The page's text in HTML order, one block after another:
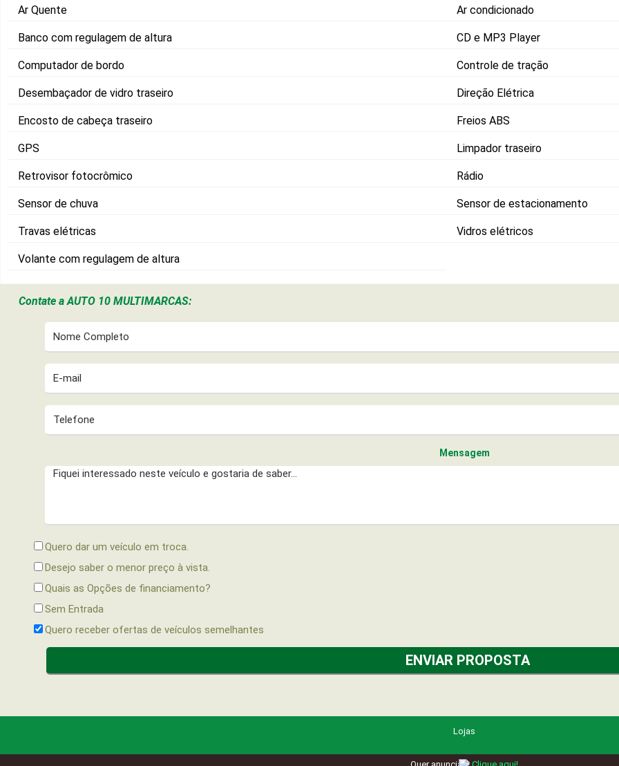
Ar Quente Ar condicionado
Banco com regulagem de altura CD e MP3 Player
Computador de bordo Controle de tração
Desembaçador de vidro traseiro Direção Elétrica
Encosto de cabeça traseiro Freios ABS
GPS Limpador traseiro
Retrovisor fotocrômico Rádio
Sensor de chuva Sensor de estacionamento
Travas elétricas Vidros elétricos
Volante com regulagem de altura
Contate aAUTO 10 MULTIMARCAS:
Mensagem
Quero dar um veículo em troca.
Desejo saber o menor preço à vista.
Quais as Opções de financiamento?
Sem Entrada
Quero receber ofertas de veículos semelhantes
Lojas